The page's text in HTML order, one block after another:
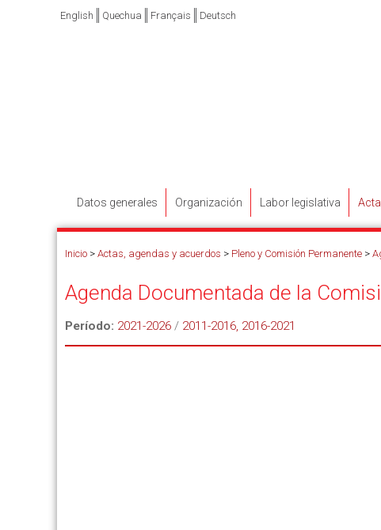
English Quechua Français Deutsch
Datos generales Organización Labor legislativa
Inicio > Actas, agendas y acuerdos > Pleno y Comisión Permanente >
Agenda Documentada de la
Período: 2021-2026 / 2011-2016, 2016-2021